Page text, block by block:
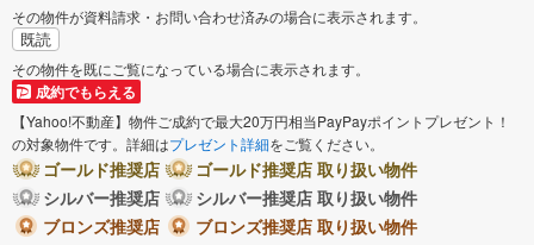
その物件が資料請求・お問い合わせ済みの場合に表示されます。
既読
その物件を既にご覧になっている場合に表示されます。
成約でもらえる
【Yahoo!不動産】物件ご成約で最大20万円相当PayPayポイントプレゼント！
の対象物件です。詳細はプレゼント詳細をご覧ください。
ゴールド推奨店
ゴールド推奨店 取り扱い物件
シルバー推奨店
シルバー推奨店 取り扱い物件
ブロンズ推奨店
ブロンズ推奨店 取り扱い物件